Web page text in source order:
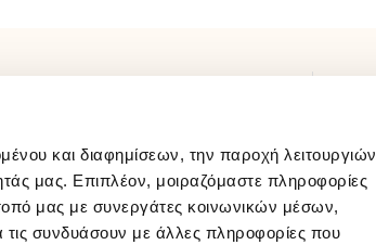
και διαφημίσεων, την παροχή λειτουργιών
μας. Επιπλέον, μοιραζόμαστε πληροφορίες
μας με συνεργάτες κοινωνικών μέσων,
τις συνδυάσουν με άλλες πληροφορίες που
Instagram
Youtube
Tiktok